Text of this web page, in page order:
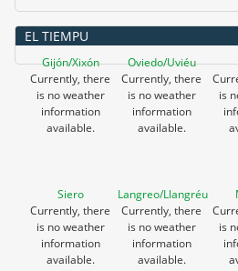
EL TIEMPU
Gijón/Xixón
Currently, there
is no weather
information
available.
Oviedo/Uviéu
Currently, there
is no weather
information
available.
is
Siero
Currently, there
is no weather
information
available.
Langreo/Llangréu
Currently, there
is no weather
information
available.
is